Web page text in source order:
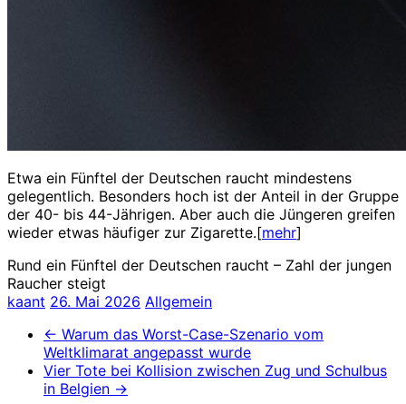
Etwa ein Fünftel der Deutschen raucht mindestens
gelegentlich. Besonders hoch ist der Anteil in der Gruppe
der 40- bis 44-Jährigen. Aber auch die Jüngeren greifen
wieder etwas häufiger zur Zigarette.[mehr]
Rund ein Fünftel der Deutschen raucht – Zahl der jungen
Raucher steigt
kaant 26. Mai 2026 Allgemein
← Warum das Worst-Case-Szenario vom
Weltklimarat angepasst wurde
Vier Tote bei Kollision zwischen Zug und Schulbus
in Belgien →